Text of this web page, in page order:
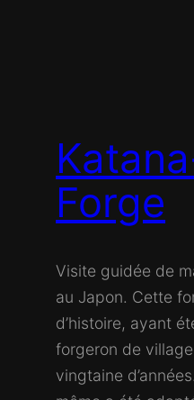
Forge
Visite guidée de
au Japon. Cette
d’histoire, ayant
forgeron de village
vingtaine